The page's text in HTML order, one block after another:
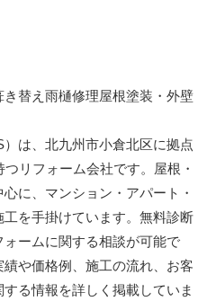
替え 雨樋修理屋根塗装・外壁
は、北九州市小倉北区に拠点
リフォーム会社です。屋根・
に、マンション・アパート・
を手掛けています。無料診断
ームに関する相談が可能で
や価格例、施工の流れ、お客
る情報を詳しく掲載していま